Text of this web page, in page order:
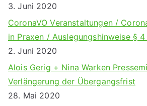
3. Juni 2020
CoronaVO Veranstaltungen /
in Praxen / Auslegungshinweise § 4
2. Juni 2020
Alois Gerig + Nina Warken
Verlängerung der Übergangsfrist
28. Mai 2020